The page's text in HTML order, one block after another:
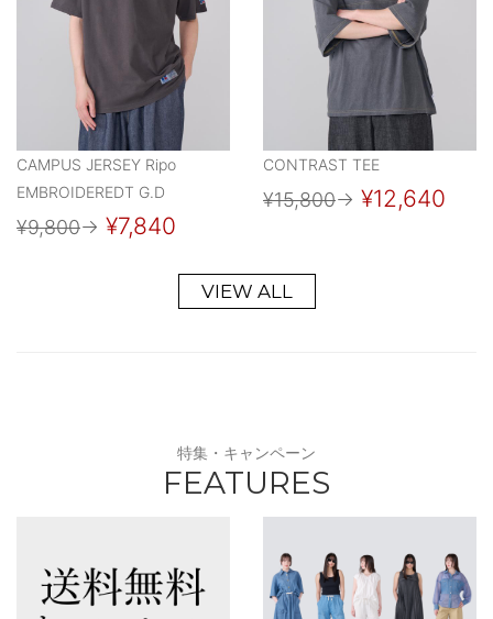
CAMPUS JERSEY Ripo
EMBROIDEREDT G.D
¥9,800→ ¥7,840
CONTRAST TEE
¥15,800→ ¥12,640
VIEW ALL
特集・キャンペーン
FEATURES